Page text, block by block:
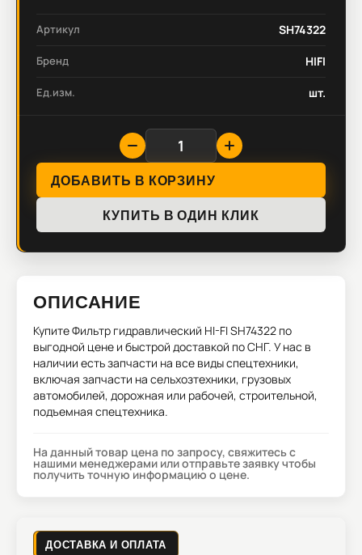
Артикул SH74322
Бренд HIFI
Ед.изм. шт.
ДОБАВИТЬ В КОРЗИНУ
КУПИТЬ В ОДИН КЛИК
ОПИСАНИЕ
КупитеФильтр гидравлический HI-FI SH74322 по
выгодной цене и быстрой доставкой по СНГ. У нас в
наличии есть запчасти на все виды спецтехники,
включая запчасти на сельхозтехники, грузовых
автомобилей, дорожная или рабочей, строительной,
подъемная спецтехника.
На данный товар цена по запросу, свяжитесь с
нашими менеджерами или отправьте заявку чтобы
получить точную информацию о цене.
ДОСТАВКА И ОПЛАТА